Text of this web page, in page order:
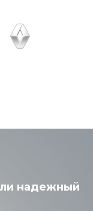
надежный